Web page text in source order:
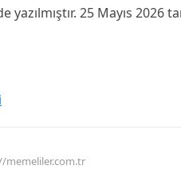
yazılmıştır. 25 Mayıs
memeliler.com.tr